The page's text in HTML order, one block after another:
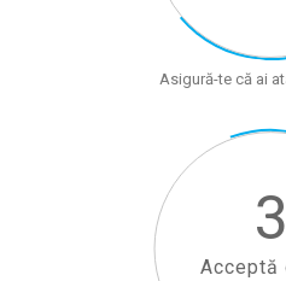
Asigură-te că ai
3
Acceptă